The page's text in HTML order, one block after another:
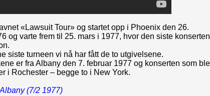
«Lawsuit Tour» og startet opp i Phoenix den 26.
og varte frem til 25. mars i 1977, hvor den siste konserten
siste turneen vi nå har fått de to utgivelsene.
er fra Albany den 7. februar 1977 og konserten som ble
i Rochester – begge to i New York.
(7/2 1977)